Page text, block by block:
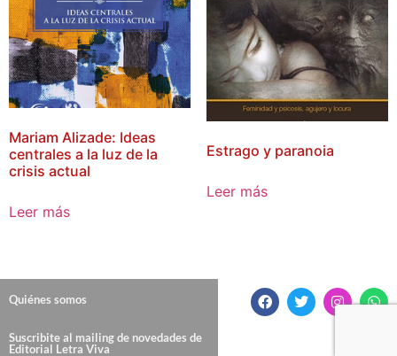
Mariam Alizade: Ideas
centrales a la luz de la
crisis actual
Leer más
Estrago y paranoia
Leer más
Quiénes somos
Suscribite al mailing de novedades de
Editorial Letra Viva